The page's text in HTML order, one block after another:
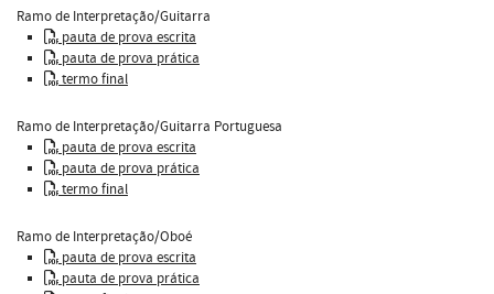
Ramo de Interpretação/Guitarra
pauta de prova escrita
pauta de prova prática
termo final
Ramo de Interpretação/Guitarra Portuguesa
pauta de prova escrita
pauta de prova prática
termo final
Ramo de Interpretação/Oboé
pauta de prova escrita
pauta de prova prática